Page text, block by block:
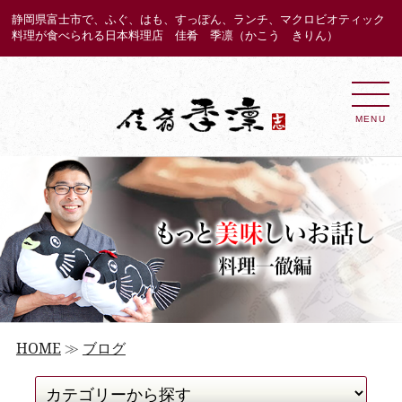
静岡県富士市で、ふぐ、はも、すっぽん、ランチ、マクロビオティック
料理が食べられる日本料理店 佳肴 季凛（かこう きりん）
MENU
HOME≫ ブログ